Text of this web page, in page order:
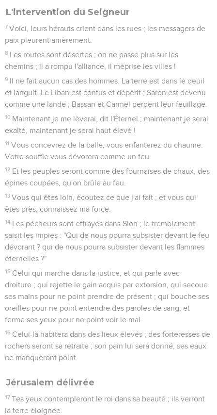
L'intervention du Seigneur
7 Voici, leurs hérauts crient dans les rues ; les messagers de
paix pleurent amèrement.
8 Les routes sont désertes ; on ne passe plus sur les
chemins ; il a rompu l'alliance, il méprise les villes !
9 Il ne fait aucun cas des hommes. La terre est dans le deuil
et languit. Le Liban est confus et dépérit ; Saron est devenu
comme une lande ; Bassan et Carmel perdent leur feuillage.
10 Maintenant je me lèverai, dit l'Éternel ; maintenant je serai
exalté, maintenant je serai haut élevé !
11 Vous concevrez de la balle, vous enfanterez du chaume.
Votre souffle vous dévorera comme un feu.
12 Et les peuples seront comme des fournaises de chaux, des
épines coupées, qu'on brûle au feu.
13 Vous qui êtes loin, écoutez ce que j'ai fait ; et vous qui
êtes près, connaissez ma force.
14 Les pécheurs sont effrayés dans Sion ; le tremblement
saisit les impies : "Qui de nous pourra subsister devant le feu
dévorant ? qui de nous pourra subsister devant les flammes
éternelles ?"
15 Celui qui marche dans la justice, et qui parle avec
droiture ; qui rejette le gain acquis par extorsion, qui secoue
ses mains pour ne point prendre de présent ; qui bouche ses
oreilles pour ne point entendre des paroles de sang, et
ferme ses yeux pour ne point voir le mal.
16 Celui-là habitera dans des lieux élevés ; des forteresses de
rochers seront sa retraite ; son pain lui sera donné, ses eaux
ne manqueront point.
Jérusalem délivrée
17 Tes yeux contempleront le roi dans sa beauté ; ils verront
la terre éloignée.